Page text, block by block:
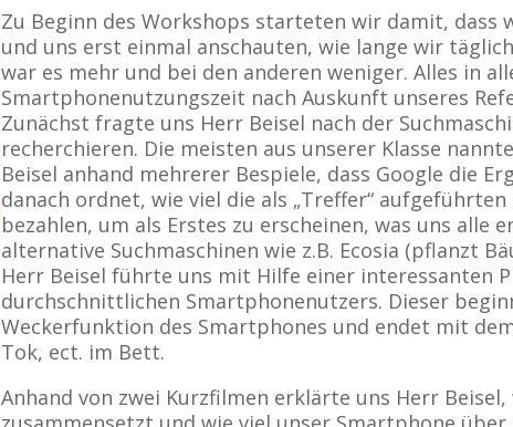
Zu Beginn des Workshops starteten wir damit, dass
und uns erst einmal anschauten, wie lange wir
war es mehr und bei den anderen weniger. Alles in
Smartphonenutzungszeit nach Auskunft unseres
Zunächst fragte uns Herr Beisel nach der
recherchieren. Die meisten aus unserer Klasse
Beisel anhand mehrerer Bespiele, dass Google die
danach ordnet, wie viel die als „Treffer“
bezahlen, um als Erstes zu erscheinen, was uns alle
alternative Suchmaschinen wie z.B. Ecosia (pflanzt
Herr Beisel führte uns mit Hilfe einer interessanten
durchschnittlichen Smartphonenutzers. Dieser
Weckerfunktion des Smartphones und endet mit
Tok, ect. im Bett.
Anhand von zwei Kurzfilmen erklärte uns Herr